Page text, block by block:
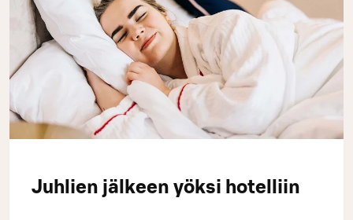
Juhlien jälkeen yöksi hotelliin